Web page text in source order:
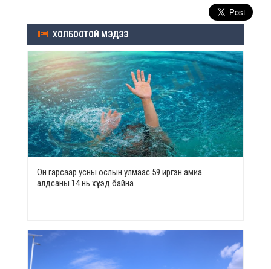
ХОЛБООТОЙ МЭДЭЭ
Он гарсаар усны ослын улмаас 59 иргэн амиа
алдсаны 14 нь хүүхэд байна